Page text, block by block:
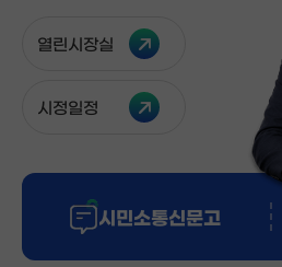
열린시장실
시정일정
시민소통신문고